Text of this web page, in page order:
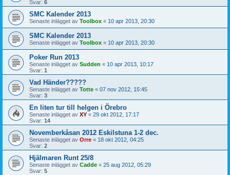
Svar: 6
SMC Kalender 2013
Senaste inlägget av Toolbox « 10 apr 2013, 20:30
SMC Kalender 2013
Senaste inlägget av Toolbox « 10 apr 2013, 20:30
Poker Run 2013
Senaste inlägget av Sudden « 10 apr 2013, 10:17
Svar: 1
Vad Händer?????
Senaste inlägget av Totte « 07 nov 2012, 15:45
Svar: 3
En liten tur till helgen i Örebro
Senaste inlägget av XY « 29 okt 2012, 17:17
Svar: 14
Novemberkåsan 2012 Eskilstuna 1-2 dec.
Senaste inlägget av Orre « 18 okt 2012, 04:25
Svar: 2
Hjälmaren Runt 25/8
Senaste inlägget av Cadde « 25 aug 2012, 05:29
Svar: 5